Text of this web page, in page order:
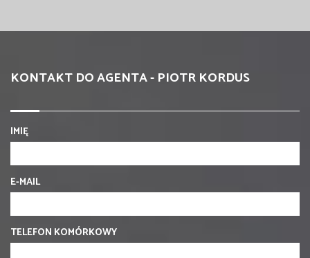
KONTAKT DO AGENTA - PIOTR KORDUS
IMIĘ
E-MAIL
TELEFON KOMÓRKOWY